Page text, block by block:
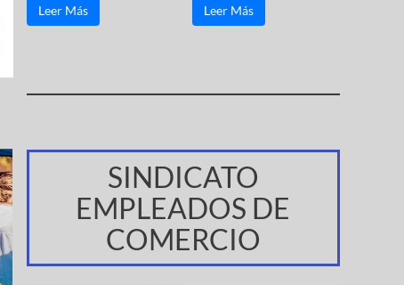
Leer Más Leer Más
SINDICATO
EMPLEADOS DE
COMERCIO